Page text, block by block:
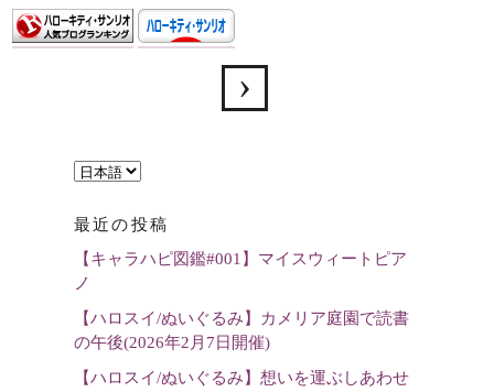
言
を
選
最近の投稿
【キャラハピ図鑑#001】マイスウィートピア
ノ
【ハロスイ/ぬいぐるみ】カメリア庭園で読書
の午後(2026年2月7日開催)
【ハロスイ/ぬいぐるみ】想いを運ぶしあわせ